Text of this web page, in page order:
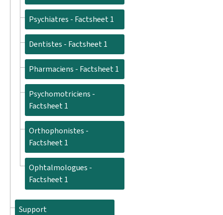
Psychiatres - Factsheet 1
Dentistes - Factsheet 1
Pharmaciens - Factsheet 1
Psychomotriciens -
Factsheet 1
Orthophonistes -
Factsheet 1
Ophtalmologues -
Factsheet 1
Support